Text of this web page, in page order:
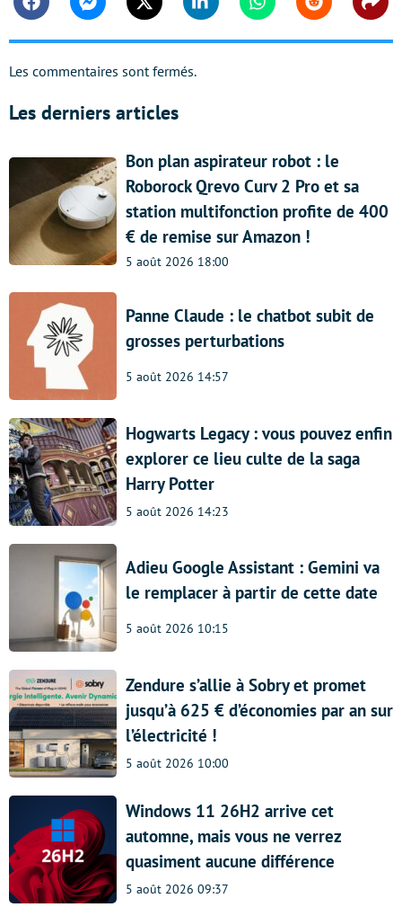
FacebookMessengerTwitter Linkedin WhatsappReddit
Les commentaires sont fermés.
Les derniers articles
Bon plan aspirateur robot : le
Roborock Qrevo Curv 2 Pro et sa
station multifonction profite de 400
€ de remise sur Amazon !
5 août 2026 18:00
Panne Claude : le chatbot subit de
grosses perturbations
5 août 2026 14:57
Hogwarts Legacy : vous pouvez enfin
explorer ce lieu culte de la saga
Harry Potter
5 août 2026 14:23
Adieu Google Assistant : Gemini va
le remplacer à partir de cette date
5 août 2026 10:15
Zendure s’allie à Sobry et promet
jusqu’à 625 € d’économies par an sur
l’électricité !
5 août 2026 10:00
Windows 11 26H2 arrive cet
automne, mais vous ne verrez
quasiment aucune différence
5 août 2026 09:37